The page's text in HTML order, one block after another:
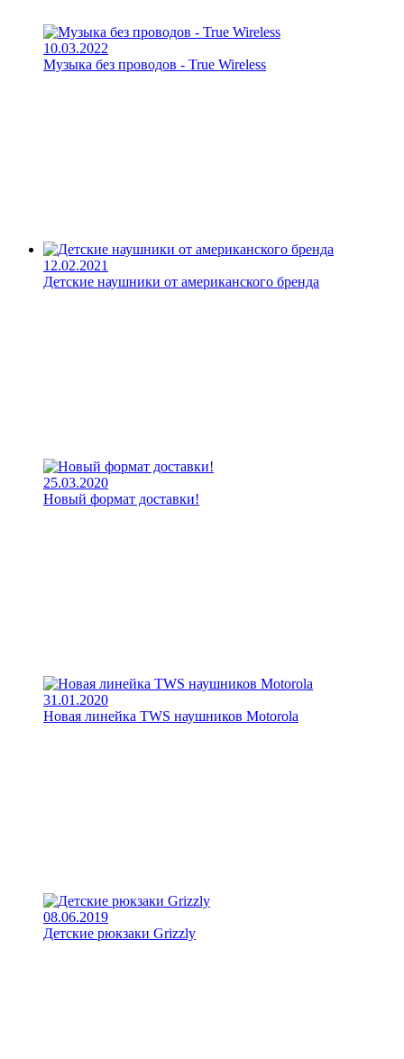
10.03.2022
Музыка без проводов - True Wireless
12.02.2021
Детские наушники от американского бренда
25.03.2020
Новый формат доставки!
31.01.2020
Новая линейка TWS наушников Motorola
08.06.2019
Детские рюкзаки Grizzly